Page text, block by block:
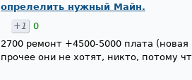
опрелелить нужный Майн.
+1
0
2700 ремонт +4500-5000 плата
прочее они не хотят, никто, потому